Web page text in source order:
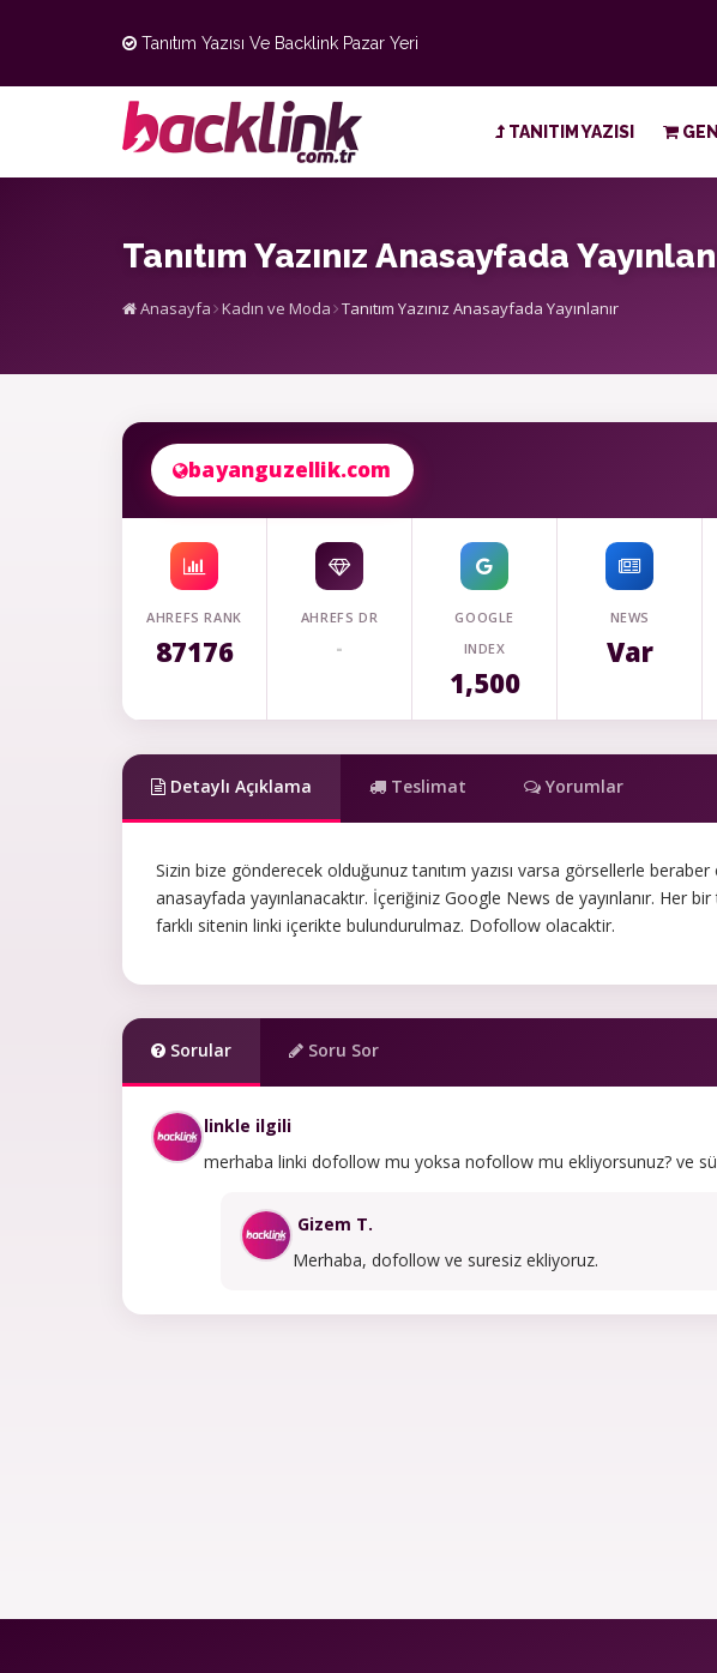
Tanıtım Yazısı Ve Backlink Pazar Yeri
TANITIM YAZISI
Tanıtım Yazınız Anasayfada
Anasayfa Kadın ve Moda Tanıtım Yazınız Anasayfada Yayınlanır
bayanguzellik.com
AHREFS RANK
87176
AHREFS DR
-
GOOGLE
INDEX
1,500
NEWS
Var
Detaylı Açıklama Teslimat Yorumlar
Sizin bize gönderecek olduğunuz tanıtım yazısı varsa görsellerle
anasayfada yayınlanacaktır. İçeriğiniz Google News de yayınlanır. Her
farklı sitenin linki içerikte bulundurulmaz. Dofollow olacaktir.
Sorular Soru Sor
linkle ilgili
merhaba linki dofollow mu yoksa nofollow mu ekliyorsunuz? ve
Gizem T.
Merhaba, dofollow ve suresiz ekliyoruz.